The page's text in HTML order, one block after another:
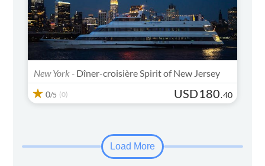
New York - Dîner-croisière Spirit of New Jersey
0/5 (0) USD180.40
Load More